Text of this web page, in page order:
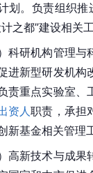
划。负责组织
计之都”建设相关
）科研机构管理
进新型研发机构
责重点实验室、
资人职责，承担
新基金相关管理
）高新技术与成